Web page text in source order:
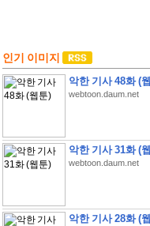
인기 이미지
악한 기사 48화 (
webtoon.daum.net
악한 기사 31화 (
webtoon.daum.net
악한 기사 28화 (